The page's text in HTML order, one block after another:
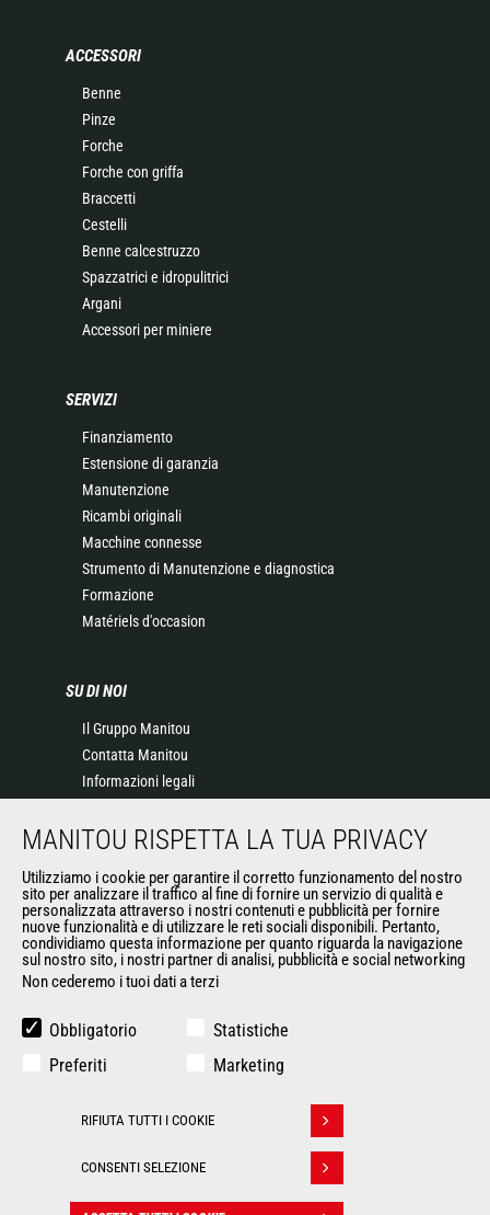
ACCESSORI
Benne
Pinze
Forche
Forche con griffa
Braccetti
Cestelli
Benne calcestruzzo
Spazzatrici e idropulitrici
Argani
Accessori per miniere
SERVIZI
Finanziamento
Estensione di garanzia
Manutenzione
Ricambi originali
Macchine connesse
Strumento di Manutenzione e diagnostica
Formazione
Matériels d'occasion
SU DI NOI
Il Gruppo Manitou
Contatta Manitou
Informazioni legali
News
General Terms and Conditions of Sale
ALTRI SITI DEL GRUPPO
Opportunità
RMI Manitou
Manitou Group Attachments
Manitou.com
Informazioni
Politique de protection
des données
MANITOU RISPETTA LA TUA PRIVACY
Utilizziamo i cookie per garantire il corretto funzionamento del nostro
sito per analizzare il traffico al fine di fornire un servizio di qualità e
personalizzata attraverso i nostri contenuti e pubblicità per fornire
nuove funzionalità e di utilizzare le reti sociali disponibili. Pertanto,
condividiamo questa informazione per quanto riguarda la navigazione
sul nostro sito, i nostri partner di analisi, pubblicità e social networking
Non cederemo i tuoi dati a terzi
Obbligatorio
Statistiche
Preferiti
Marketing
RIFIUTA TUTTI I COOKIE
CONSENTI SELEZIONE